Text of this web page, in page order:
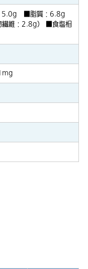
5.0g ■脂質：6.8g
維：2.8g） ■食塩相